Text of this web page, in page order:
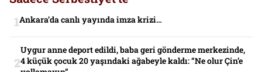
Ankara’da canlı yayında imza krizi…
Uygur anne deport edildi, baba geri gönderme merkezinde,
4 küçük çocuk 20 yaşındaki ağabeyle kaldı: “Ne olur Çin’e